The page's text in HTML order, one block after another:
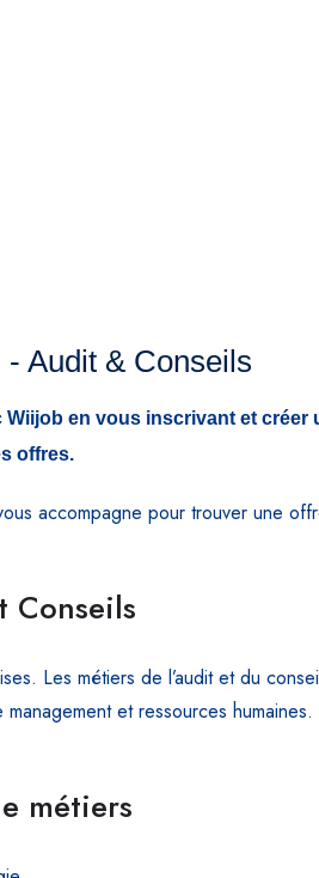
Audit & Conseils
en vous inscrivant et créer
offres.
accompagne pour trouver une
Conseils
Les métiers de l’audit et du
et ressources humaines.
métiers